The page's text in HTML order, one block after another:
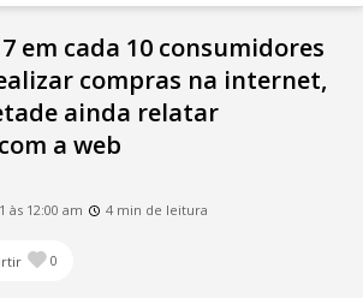
em cada 10 consumidores
compras na internet,
ainda relatar
a web
às 12:00 am
4 min de leitura
0